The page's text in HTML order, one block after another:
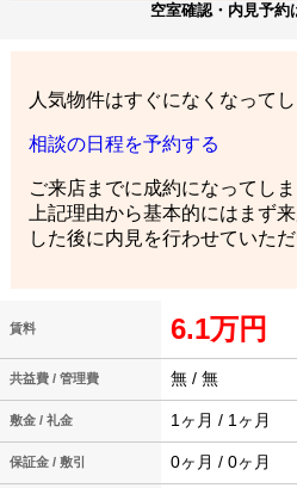
空室確認・内見予約
人気物件はすぐになくなってし
相談の日程を予約する
ご来店までに成約になってし
上記理由から基本的にはまず
した後に内見を行わせていただ
賃料 6.1万円
共益費 / 管理費 無 / 無
敷金 / 礼金 1ヶ月 / 1ヶ月
保証金 / 敷引 0ヶ月 / 0ヶ月